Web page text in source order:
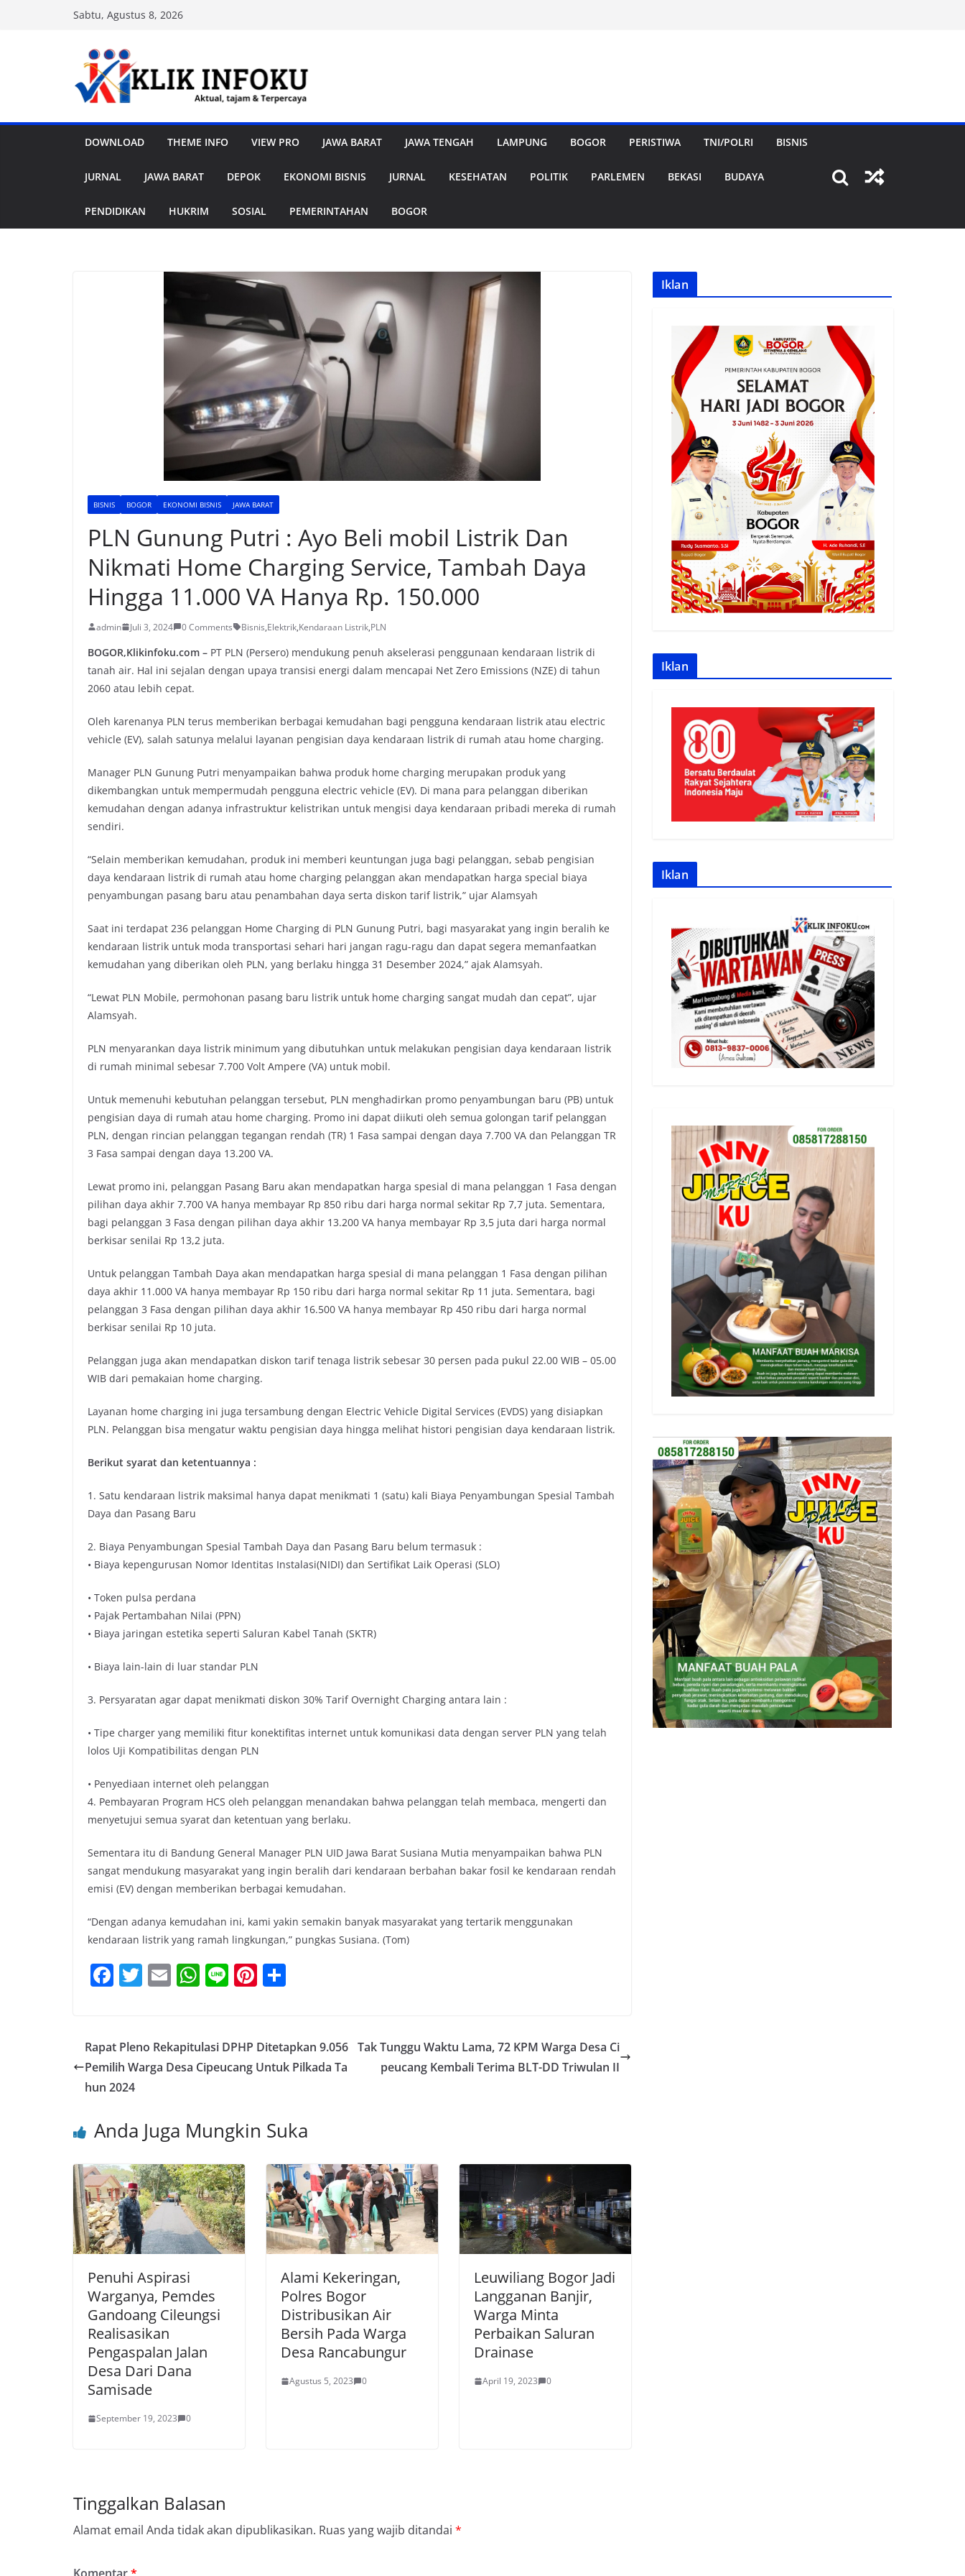
Sabtu, Agustus 8, 2026
DOWNLOAD THEME INFO VIEW PRO JAWA BARAT JAWA TENGAH LAMPUNG BOGOR PERISTIWA TNI/POLRI BISNIS
JURNAL JAWA BARAT DEPOK EKONOMI BISNIS JURNAL KESEHATAN POLITIK PARLEMEN BEKASI BUDAYA
PENDIDIKAN HUKRIM SOSIAL PEMERINTAHAN BOGOR
BISNIS BOGOR EKONOMI BISNIS JAWA BARAT
PLN Gunung Putri : Ayo Beli mobil Listrik Dan
Nikmati Home Charging Service, Tambah Daya
Hingga 11.000 VA Hanya Rp. 150.000
admin Juli 3, 2024 0 Comments Bisnis,Elektrik,Kendaraan Listrik,PLN
BOGOR,Klikinfoku.com – PT PLN (Persero) mendukung penuh akselerasi penggunaan kendaraan listrik di
tanah air. Hal ini sejalan dengan upaya transisi energi dalam mencapai Net Zero Emissions (NZE) di tahun
2060 atau lebih cepat.
Oleh karenanya PLN terus memberikan berbagai kemudahan bagi pengguna kendaraan listrik atau electric
vehicle (EV), salah satunya melalui layanan pengisian daya kendaraan listrik di rumah atau home charging.
Manager PLN Gunung Putri menyampaikan bahwa produk home charging merupakan produk yang
dikembangkan untuk mempermudah pengguna electric vehicle (EV). Di mana para pelanggan diberikan
kemudahan dengan adanya infrastruktur kelistrikan untuk mengisi daya kendaraan pribadi mereka di rumah
sendiri.
“Selain memberikan kemudahan, produk ini memberi keuntungan juga bagi pelanggan, sebab pengisian
daya kendaraan listrik di rumah atau home charging pelanggan akan mendapatkan harga special biaya
penyambungan pasang baru atau penambahan daya serta diskon tarif listrik,” ujar Alamsyah
Saat ini terdapat 236 pelanggan Home Charging di PLN Gunung Putri, bagi masyarakat yang ingin beralih ke
kendaraan listrik untuk moda transportasi sehari hari jangan ragu-ragu dan dapat segera memanfaatkan
kemudahan yang diberikan oleh PLN, yang berlaku hingga 31 Desember 2024,” ajak Alamsyah.
“Lewat PLN Mobile, permohonan pasang baru listrik untuk home charging sangat mudah dan cepat”, ujar
Alamsyah.
PLN menyarankan daya listrik minimum yang dibutuhkan untuk melakukan pengisian daya kendaraan listrik
di rumah minimal sebesar 7.700 Volt Ampere (VA) untuk mobil.
Untuk memenuhi kebutuhan pelanggan tersebut, PLN menghadirkan promo penyambungan baru (PB) untuk
pengisian daya di rumah atau home charging. Promo ini dapat diikuti oleh semua golongan tarif pelanggan
PLN, dengan rincian pelanggan tegangan rendah (TR) 1 Fasa sampai dengan daya 7.700 VA dan Pelanggan TR
3 Fasa sampai dengan daya 13.200 VA.
Lewat promo ini, pelanggan Pasang Baru akan mendapatkan harga spesial di mana pelanggan 1 Fasa dengan
pilihan daya akhir 7.700 VA hanya membayar Rp 850 ribu dari harga normal sekitar Rp 7,7 juta. Sementara,
bagi pelanggan 3 Fasa dengan pilihan daya akhir 13.200 VA hanya membayar Rp 3,5 juta dari harga normal
berkisar senilai Rp 13,2 juta.
Untuk pelanggan Tambah Daya akan mendapatkan harga spesial di mana pelanggan 1 Fasa dengan pilihan
daya akhir 11.000 VA hanya membayar Rp 150 ribu dari harga normal sekitar Rp 11 juta. Sementara, bagi
pelanggan 3 Fasa dengan pilihan daya akhir 16.500 VA hanya membayar Rp 450 ribu dari harga normal
berkisar senilai Rp 10 juta.
Pelanggan juga akan mendapatkan diskon tarif tenaga listrik sebesar 30 persen pada pukul 22.00 WIB – 05.00
WIB dari pemakaian home charging.
Layanan home charging ini juga tersambung dengan Electric Vehicle Digital Services (EVDS) yang disiapkan
PLN. Pelanggan bisa mengatur waktu pengisian daya hingga melihat histori pengisian daya kendaraan listrik.
Berikut syarat dan ketentuannya :
1. Satu kendaraan listrik maksimal hanya dapat menikmati 1 (satu) kali Biaya Penyambungan Spesial Tambah
Daya dan Pasang Baru
2. Biaya Penyambungan Spesial Tambah Daya dan Pasang Baru belum termasuk :
• Biaya kepengurusan Nomor Identitas Instalasi(NIDI) dan Sertifikat Laik Operasi (SLO)
• Token pulsa perdana
• Pajak Pertambahan Nilai (PPN)
• Biaya jaringan estetika seperti Saluran Kabel Tanah (SKTR)
• Biaya lain-lain di luar standar PLN
3. Persyaratan agar dapat menikmati diskon 30% Tarif Overnight Charging antara lain :
• Tipe charger yang memiliki fitur konektifitas internet untuk komunikasi data dengan server PLN yang telah
lolos Uji Kompatibilitas dengan PLN
• Penyediaan internet oleh pelanggan
4. Pembayaran Program HCS oleh pelanggan menandakan bahwa pelanggan telah membaca, mengerti dan
menyetujui semua syarat dan ketentuan yang berlaku.
Sementara itu di Bandung General Manager PLN UID Jawa Barat Susiana Mutia menyampaikan bahwa PLN
sangat mendukung masyarakat yang ingin beralih dari kendaraan berbahan bakar fosil ke kendaraan rendah
emisi (EV) dengan memberikan berbagai kemudahan.
“Dengan adanya kemudahan ini, kami yakin semakin banyak masyarakat yang tertarik menggunakan
kendaraan listrik yang ramah lingkungan,” pungkas Susiana. (Tom)
F
a
e
b
o
k
T
w
er
E
m
l
W
h
s
A
Li
n
Pi
nt
e
st
e
Rapat Pleno Rekapitulasi DPHP Ditetapkan 9.056
Pemilih Warga Desa Cipeucang Untuk Pilkada Ta
hun 2024
Tak Tunggu Waktu Lama, 72 KPM Warga Desa Ci
peucang Kembali Terima BLT-DD Triwulan II
Anda Juga Mungkin Suka
Penuhi Aspirasi
Warganya, Pemdes
Gandoang Cileungsi
Realisasikan
Pengaspalan Jalan
Desa Dari Dana
Samisade
September 19, 2023 0
Alami Kekeringan,
Polres Bogor
Distribusikan Air
Bersih Pada Warga
Desa Rancabungur
Agustus 5, 2023 0
Leuwiliang Bogor Jadi
Langganan Banjir,
Warga Minta
Perbaikan Saluran
Drainase
April 19, 2023 0
Tinggalkan Balasan
Alamat email Anda tidak akan dipublikasikan. Ruas yang wajib ditandai *
Iklan
Iklan
Iklan